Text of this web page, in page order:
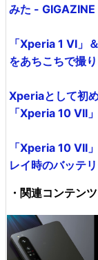
みた - GIGAZINE
「Xperia 1 VI」
をあちこちで撮
Xperiaとして初
「Xperia 10 VII
「Xperia 10 VII
レイ時のバッテ
・関連コンテンツ